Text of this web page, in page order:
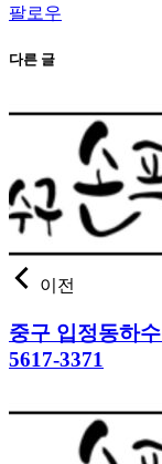
팔로우
다른 글
이전
중구 입정동하
5617-3371